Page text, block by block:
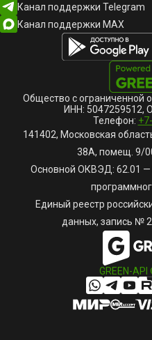
Канал поддержки Telegram
Канал поддержки MAX
Общество с ограниченной
ИНН: 5047259512,
Телефон:
141402, Московская
38А, помещ. 9/
Основной ОКВЭД: 62.01 —
Единый реестр
данных, запись №
GREEN-